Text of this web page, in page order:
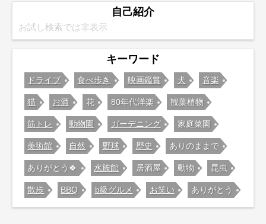
自己紹介
お試し検索では非表示
キーワード
ドライブ 食べ歩き 映画鑑賞 犬 音楽
猫 お酒 花 80年代洋楽 観葉植物
筋トレ 動物園 ガーデニング 家庭菜園
美術館 自然 野球 歴史 ありのままで
ありがとう🍀 水族館 居酒屋 動物 昆虫
散歩 BBQ b級グルメ お笑い ありがとう